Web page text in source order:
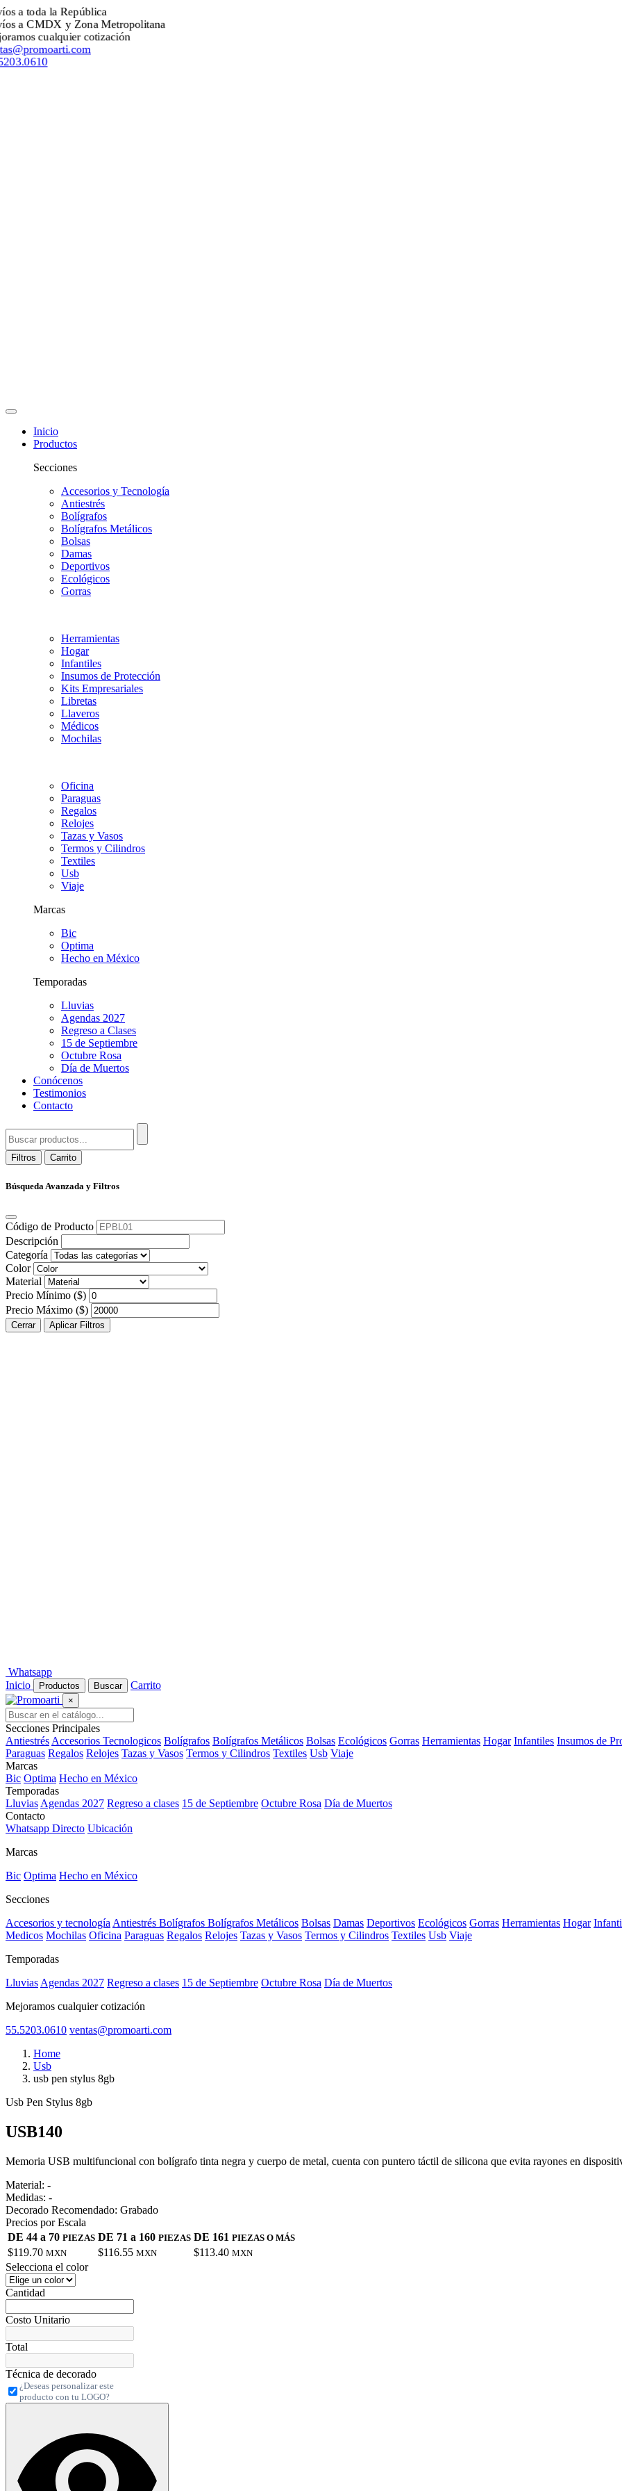
a toda la República
a CMDX y Zona Metropolitana
cualquier cotización
Inicio
Productos
Secciones
Accesorios y Tecnología
Antiestrés
Bolígrafos
Bolígrafos Metálicos
Bolsas
Damas
Deportivos
Ecológicos
Gorras
Herramientas
Hogar
Infantiles
Insumos de Protección
Kits Empresariales
Libretas
Llaveros
Médicos
Mochilas
Oficina
Paraguas
Regalos
Relojes
Tazas y Vasos
Termos y Cilindros
Textiles
Usb
Viaje
Marcas
Bic
Optima
Hecho en México
Temporadas
Lluvias
Agendas 2027
Regreso a Clases
15 de Septiembre
Octubre Rosa
Día de Muertos
Conócenos
Testimonios
Contacto
Filtros Carrito
Búsqueda Avanzada y Filtros
Código de Producto
Descripción
Categoría
Color
Material
Precio Mínimo ($)
Precio Máximo ($)
Cerrar Aplicar Filtros
Whatsapp
Inicio
Productos Buscar Carrito
×
Secciones Principales
Antiestrés Accesorios Tecnologicos Bolígrafos Bolígrafos Metálicos Bolsas Ecológicos Gorras Herramientas Hogar Infantiles Insumos de
Paraguas Regalos Relojes Tazas y Vasos Termos y Cilindros Textiles Usb Viaje
Marcas
Bic Optima Hecho en México
Temporadas
Lluvias Agendas 2027 Regreso a clases 15 de Septiembre Octubre Rosa Día de Muertos
Contacto
Whatsapp Directo Ubicación
Marcas
Bic Optima Hecho en México
Secciones
Accesorios y tecnología Antiestrés Bolígrafos Bolígrafos Metálicos Bolsas Damas Deportivos Ecológicos Gorras Herramientas Hogar
Medicos Mochilas Oficina Paraguas Regalos Relojes Tazas y Vasos Termos y Cilindros Textiles Usb Viaje
Temporadas
Lluvias Agendas 2027 Regreso a clases 15 de Septiembre Octubre Rosa Día de Muertos
Mejoramos cualquier cotización
55.5203.0610 ventas@promoarti.com
Home
Usb
usb pen stylus 8gb
Usb Pen Stylus 8gb
USB140
Memoria USB multifuncional con bolígrafo tinta negra y cuerpo de metal, cuenta con puntero táctil de silicona que evita rayones en
Material: -
Medidas: -
Decorado Recomendado: Grabado
Precios por Escala
DE 44 a 70 PIEZAS DE 71 a 160 PIEZAS DE 161 PIEZAS O MÁS
$119.70 MXN $116.55 MXN $113.40 MXN
Selecciona el color
Cantidad
Costo Unitario
Total
Técnica de decorado
¿Deseas personalizar este
producto con tu LOGO?